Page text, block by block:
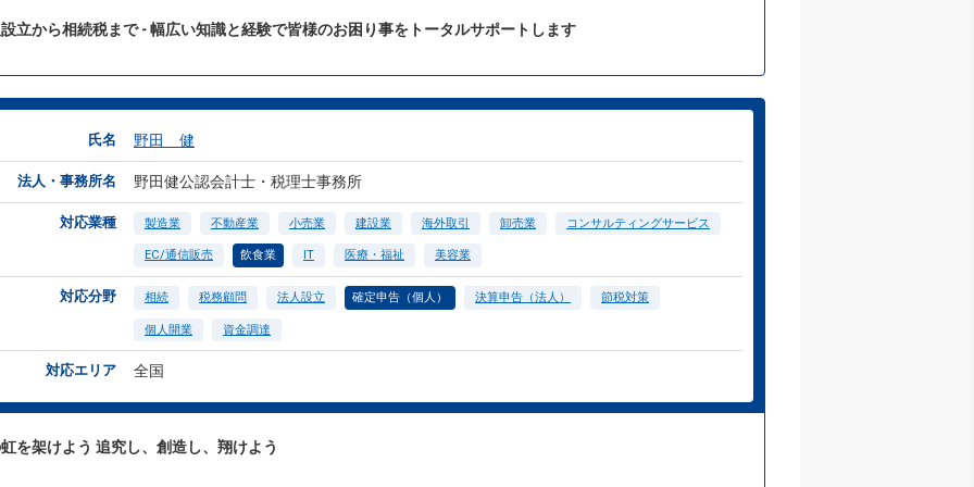
立から相続税まで - 幅広い知識と経験で皆様のお困り事をトータルサポートします
氏名 野田 健
法人・事務所名 野田健公認会計士・税理士事務所
対応業種 製造業 不動産業 小売業 建設業 海外取引 卸売業 コンサルティングサービス
EC/通信販売 飲食業 IT 医療・福祉 美容業
対応分野 相続 税務顧問 法人設立 確定申告（個人） 決算申告（法人） 節税対策
個人開業 資金調達
対応エリア 全国
を架けよう 追究し、創造し、翔けよう